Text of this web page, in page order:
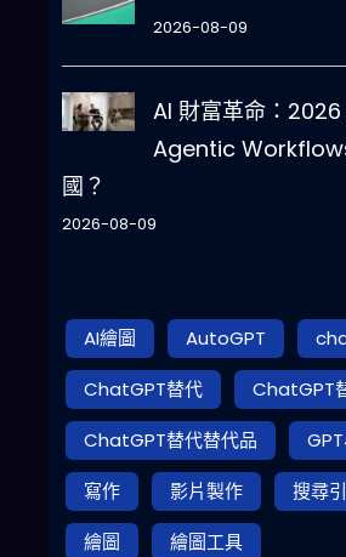
2026-08-09
AI 財富革命：
Agentic
國？
2026-08-09
AI繪圖 AutoGPT
ChatGPT替代
ChatGPT
ChatGPT替代替代品
寫作
影片製作 搜尋
繪圖
繪圖工具